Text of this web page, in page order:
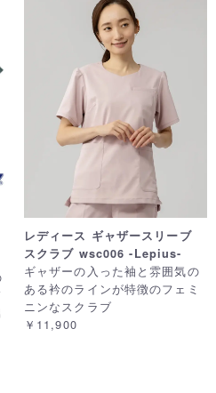
レディース ギャザースリーブ
スクラブ wsc006 -Lepius-
ギャザーの入った袖と雰囲気の
ある衿のラインが特徴のフェミ
ニンなスクラブ
￥11,900